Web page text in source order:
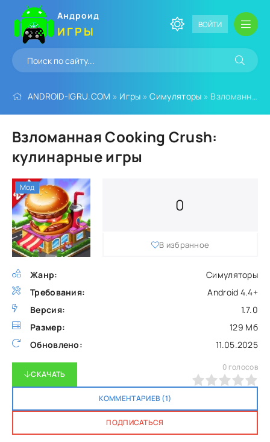
Андроид
ИГРЫ ВОЙТИ
ANDROID-IGRU.COM » Игры »Симуляторы » Взломанная Cooking Crush: кулинарные игры
Взломанная Cooking Crush:
кулинарные игры
Жанр:
Симуляторы
Требования:
Android 4.4+
Версия:
1.7.0
Размер:
129 Мб
Обновлено:
11.05.2025
0
В избранное
СКАЧАТЬ
КОММЕНТАРИЕВ (1)
ПОДПИСАТЬСЯ
0 голосов
Мод